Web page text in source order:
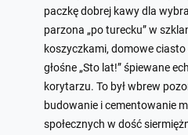
paczkę dobrej kawy dla
parzona „po turecku” w
koszyczkami, domowe
głośne „Sto lat!” śpiewane
korytarzu. To był wbrew
budowanie i cementowanie
społecznych w dość